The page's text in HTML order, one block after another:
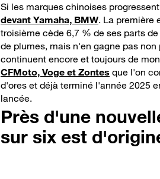
Si les marques chinoises
devant Yamaha, BMW. La première
troisième cède 6,7 % de ses parts
de plumes, mais n'en gagne pas
continuent encore et toujours de
CFMoto, Voge et Zontes que l'on
d'ores et déjà terminé l'année 2025
lancée.
Près d'une
sur six est